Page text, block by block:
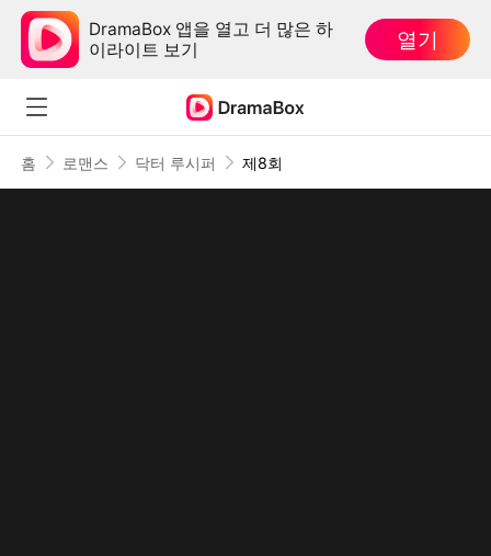
DramaBox 앱을 열고 더 많은 하
이라이트 보기
열기
홈 로맨스 닥터 루시퍼 제8회